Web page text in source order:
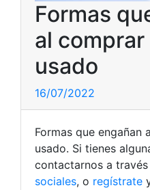
Formas
al
usado
16/07/2022
Formas que engañan
usado. Si tienes
contactarnos a
sociales, o regístrate